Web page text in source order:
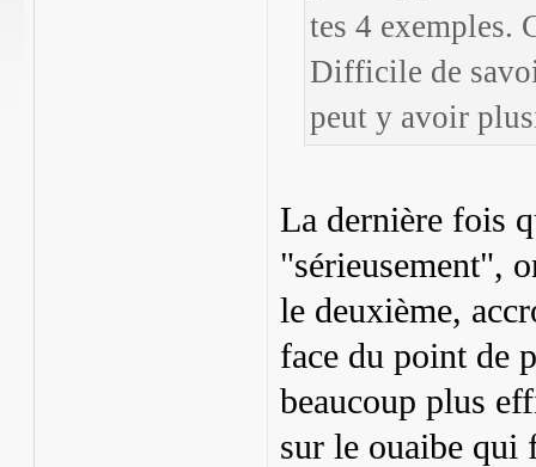
tes 4 exemples.
Difficile de
peut y avoir
La dernière fois
"sérieusement",
le deuxième,
face du point de
beaucoup plus
sur le ouaibe qui